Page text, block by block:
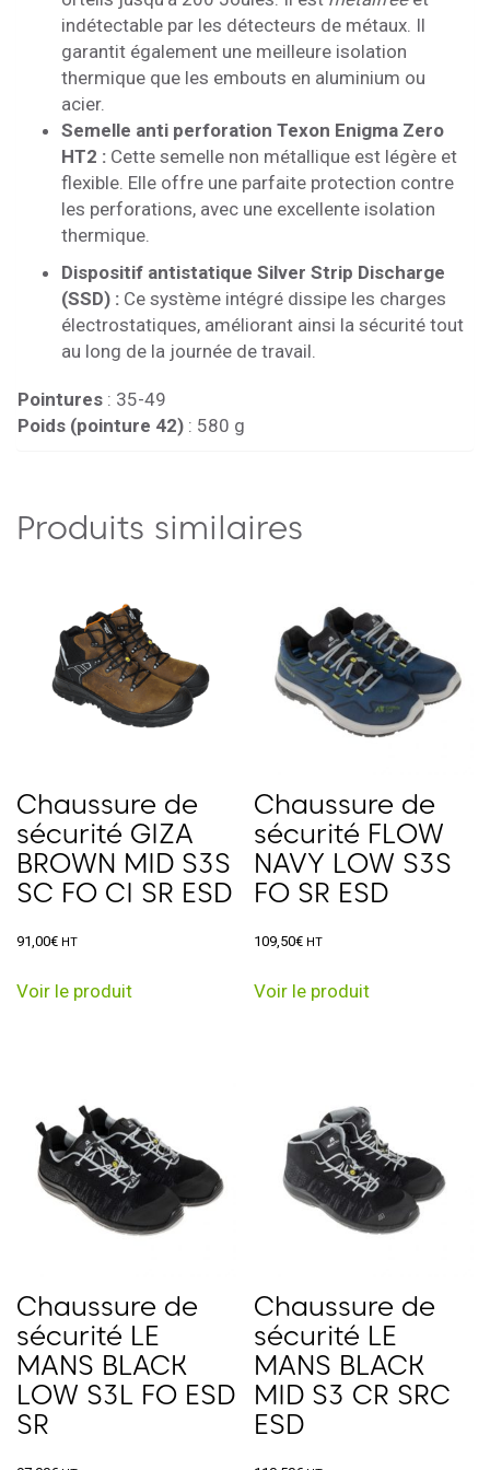
indétectable par les détecteurs de métaux. Il
garantit également une meilleure isolation
thermique que les embouts en aluminium ou
acier.
Semelle anti perforation Texon Enigma Zero
HT2 : Cette semelle non métallique est légère et
flexible. Elle offre une parfaite protection contre
les perforations, avec une excellente isolation
thermique.
Dispositif antistatique Silver Strip Discharge
(SSD) : Ce système intégré dissipe les charges
électrostatiques, améliorant ainsi la sécurité tout
au long de la journée de travail.
Pointures : 35-49
Poids (pointure 42) : 580 g
Produits similaires
Chaussure de
sécurité GIZA
BROWN MID S3S
SC FO CI SR ESD
91,00€ HT
Voir le produitproduit
options
peuvent
être
choisies
sur
du
produit
Chaussure de
sécurité FLOW
NAVY LOW S3S
FO SR ESD
109,50€ HT
Voir le produitproduit
options
peuvent
être
choisies
sur
du
produit
Chaussure de
sécurité LE
MANS BLACK
LOW S3L FO ESD
SR
Chaussure de
sécurité LE
MANS BLACK
MID S3 CR SRC
ESD